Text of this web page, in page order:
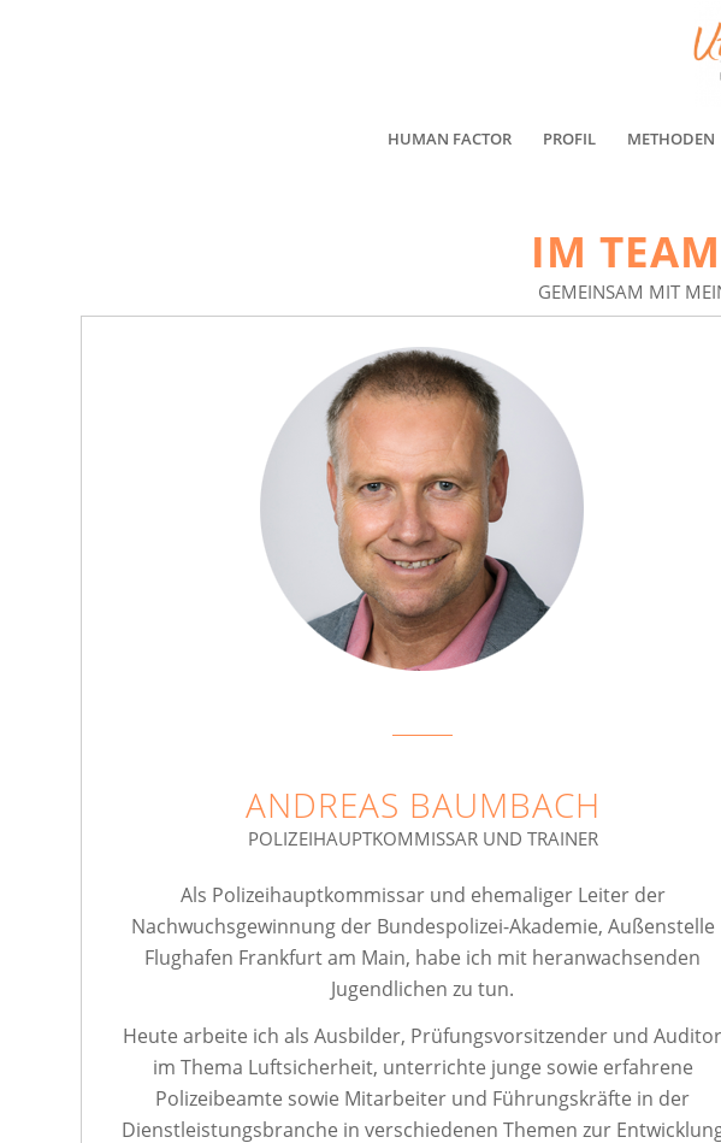
HUMAN FACTOR PROFIL METHODEN
IM
GEMEINSAM MIT
ANDREAS BAUMBACH
POLIZEIHAUPTKOMMISSAR UND TRAINER
Als Polizeihauptkommissar und ehemaliger Leiter der
Nachwuchsgewinnung der Bundespolizei-Akademie, Außenstelle
Flughafen Frankfurt am Main, habe ich mit heranwachsenden
Jugendlichen zu tun.
Heute arbeite ich als Ausbilder, Prüfungsvorsitzender und Auditor
im Thema Luftsicherheit, unterrichte junge sowie erfahrene
Polizeibeamte sowie Mitarbeiter und Führungskräfte in der
Dienstleistungsbranche in verschiedenen Themen zur